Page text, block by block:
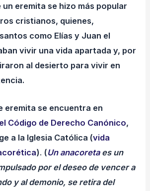
eremita se hizo más popular
cristianos, quienes,
como Elías y Juan el
vivir una vida apartada y, por
al desierto para vivir en
eremita se encuentra en
Código de Derecho Canónico,
a la Iglesia Católica (vida
). (Un anacoretaes un
por el deseo de vencer a
y al demonio, se retira del